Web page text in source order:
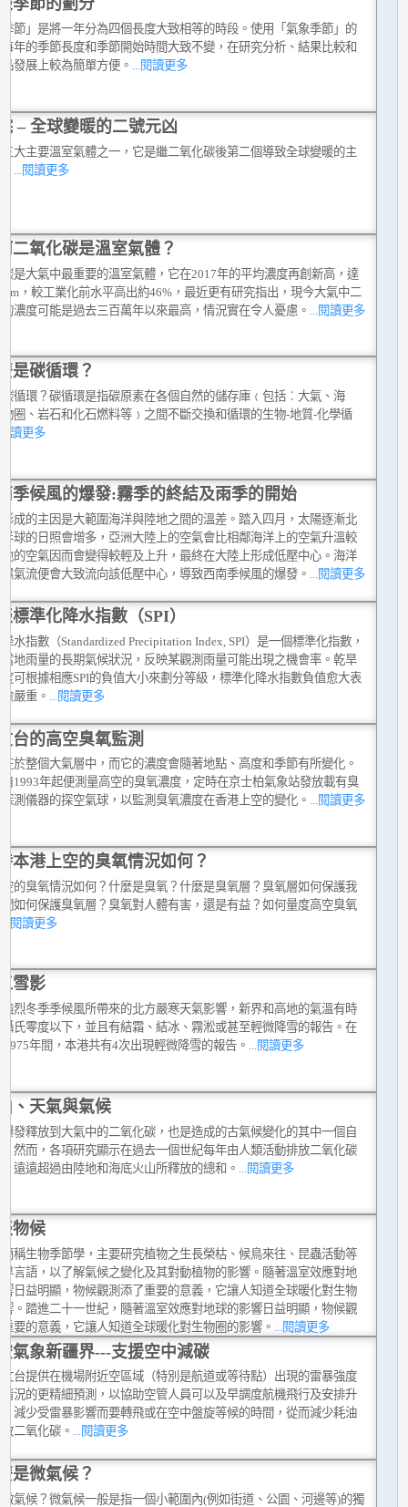
季節的劃分
節」是將一年分為四個長度大致相等的時段。使用「氣象季節」的
年的季節長度和季節開始時間大致不變，在研究分析、結果比較和
發展上較為簡單方便。 ...閱讀更多
– 全球變暖的二號元凶
大主要溫室氣體之一，它是繼二氧化碳後第二個導致全球變暖的主
...閱讀更多
二氧化碳是溫室氣體？
是大氣中最重要的溫室氣體，它在2017年的平均濃度再創新高，達
，較工業化前水平高出約46%，最近更有研究指出，現今大氣中二
濃度可能是過去三百萬年以來最高，情況實在令人憂慮。
...閱讀更多
是碳循環？
循環？碳循環是指碳原素在各個自然的儲存庫﹙包括︰大氣、海
圈、岩石和化石燃料等﹚之間不斷交換和循環的生物-地質-化學循
讀更多
季候風的爆發:霧季的終結及雨季的開始
成的主因是大範圍海洋與陸地之間的溫差。踏入四月，太陽逐漸北
球的日照會增多，亞洲大陸上的空氣會比相鄰海洋上的空氣升溫較
的空氣因而會變得較輕及上升，最終在大陸上形成低壓中心。海洋
氣流便會大致流向該低壓中心，導致西南季候風的爆發。
...閱讀更多
標準化降水指數（SPI）
水指數（Standardized Precipitation Index, SPI）是一個標準化指數，
地雨量的長期氣候狀況，反映某觀測雨量可能出現之機會率。乾旱
可根據相應SPI的負值大小來劃分等級，標準化降水指數負值愈大表
嚴重。 ...閱讀更多
台的高空臭氧監測
於整個大氣層中，而它的濃度會隨著地點、高度和季節有所變化。
1993年起便測量高空的臭氧濃度，定時在京士柏氣象站發放載有臭
測儀器的探空氣球，以監測臭氧濃度在香港上空的變化。 ...閱讀更多
本港上空的臭氧情況如何？
的臭氧情況如何？什麼是臭氧？什麼是臭氧層？臭氧層如何保護我
如何保護臭氧層？臭氧對人體有害，還是有益？如何量度高空臭氧
...閱讀更多
雪影
烈冬季季候風所帶來的北方嚴寒天氣影響，新界和高地的氣溫有時
氏零度以下，並且有結霜、結冰、霧淞或甚至輕微降雪的報告。在
1975年間，本港共有4次出現輕微降雪的報告。 ...閱讀更多
、天氣與氣候
發釋放到大氣中的二氧化碳，也是造成的古氣候變化的其中一個自
然而，各項研究顯示在過去一個世紀每年由人類活動排放二氧化碳
遠遠超過由陸地和海底火山所釋放的總和。
...閱讀更多
物候
稱生物季節學，主要研究植物之生長榮枯、候鳥來往、昆蟲活動等
言語，以了解氣候之變化及其對動植物的影響。隨著溫室效應對地
日益明顯，物候觀測添了重要的意義，它讓人知道全球暖化對生物
。踏進二十一世紀，隨著溫室效應對地球的影響日益明顯，物候觀
要的意義，它讓人知道全球暖化對生物圈的影響。 ...閱讀更多
氣象新疆界---支援空中減碳
台提供在機場附近空區域（特別是航道或等待點）出現的雷暴強度
況的更精細預測，以協助空管人員可以及早調度航機飛行及安排升
減少受雷暴影響而要轉飛或在空中盤旋等候的時間，從而減少耗油
二氧化碳。 ...閱讀更多
是微氣候？
氣候？微氣候一般是指一個小範圍內(例如街道、公園、河邊等)的獨